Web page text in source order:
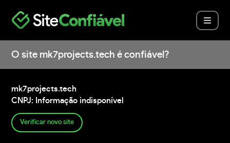
O site mk7projects.tech é confiável?
mk7projects.tech
CNPJ: Informação indisponível
Verificar novo site